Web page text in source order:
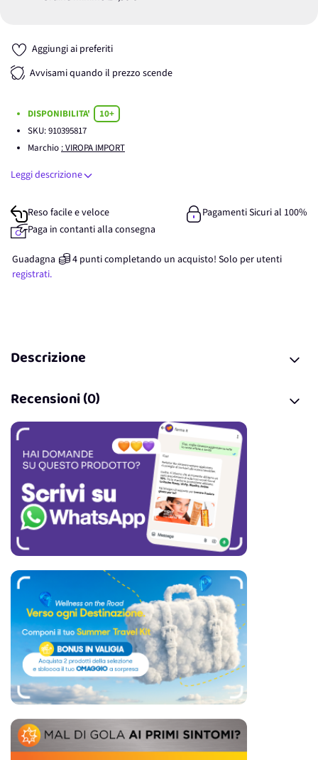
Aggiungi ai preferiti
Avvisami quando il prezzo scende
DISPONIBILITA'
10+
SKU:910395817
Marchio : VIROPA IMPORT
Leggi descrizione
Reso facile e veloce
Pagamenti Sicuri al 100%
Paga in contanti alla consegna
Guadagna 4 punticompletando un acquisto! Solo per utenti
registrati.
Descrizione
Recensioni (0)